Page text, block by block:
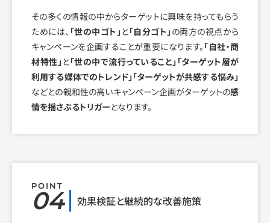
その多くの情報の中からターゲットに興味を持ってもらう
ためには、 「世の中ゴト」 と「自分ゴト」 の両方の視点から
キャンペーンを企画することが重要になります。 「自社・商
材特性」 と「世の中で流行っていること」「ターゲット層が
利用する媒体でのトレンド」「ターゲットが共感する悩み」
などとの親和性の高いキャンペーン企画がターゲットの感
情を揺さぶるトリガーとなります。
POINT
04 効果検証と継続的な改善施策